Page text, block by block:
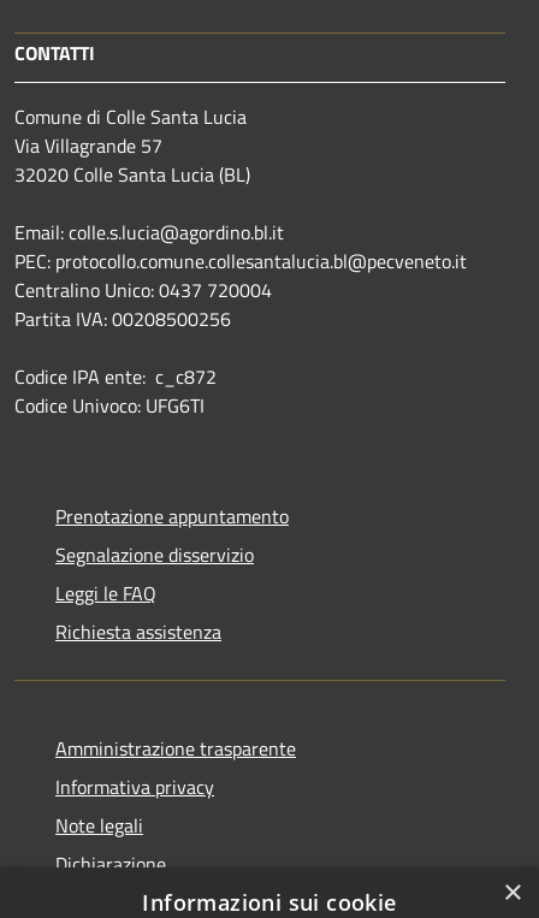
CONTATTI
Comune di Colle Santa Lucia
Via Villagrande 57
32020 Colle Santa Lucia (BL)
Email: colle.s.lucia@agordino.bl.it
PEC: protocollo.comune.collesantalucia.bl@pecveneto.it
Centralino Unico: 0437 720004
Partita IVA: 00208500256
Codice IPA ente: c_c872
Codice Univoco: UFG6TI
Prenotazione appuntamento
Segnalazione disservizio
Leggi le FAQ
Richiesta assistenza
Amministrazione trasparente
Informativa privacy
Note legali
Dichiarazione
di accessibilità
×
Informazioni sui cookie